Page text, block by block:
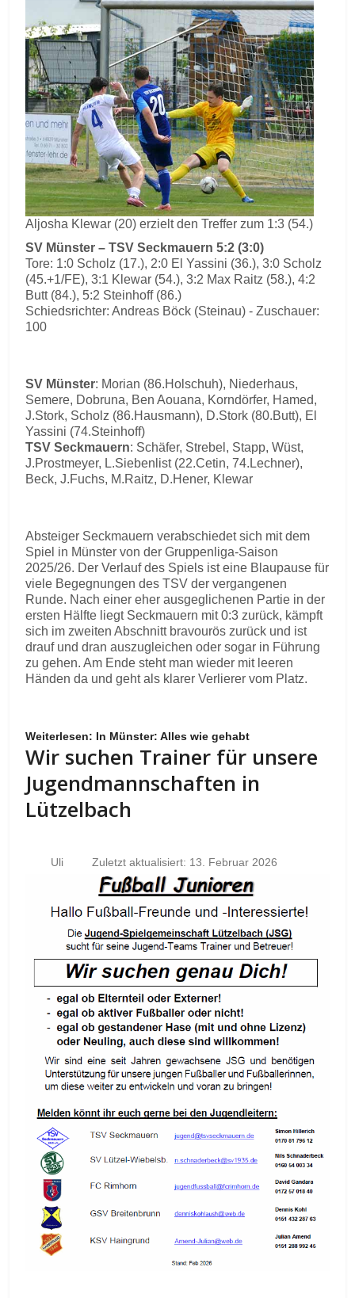
Aljosha Klewar (20) erzielt den Treffer zum 1:3 (54.)
SV Münster – TSV Seckmauern 5:2 (3:0)
Tore: 1:0 Scholz (17.), 2:0 El Yassini (36.), 3:0 Scholz
(45.+1/FE), 3:1 Klewar (54.), 3:2 Max Raitz (58.), 4:2
Butt (84.), 5:2 Steinhoff (86.)
Schiedsrichter: Andreas Böck (Steinau) - Zuschauer:
100
SV Münster: Morian (86.Holschuh), Niederhaus,
Semere, Dobruna, Ben Aouana, Korndörfer, Hamed,
J.Stork, Scholz (86.Hausmann), D.Stork (80.Butt), El
Yassini (74.Steinhoff)
TSV Seckmauern: Schäfer, Strebel, Stapp, Wüst,
J.Prostmeyer, L.Siebenlist (22.Cetin, 74.Lechner),
Beck, J.Fuchs, M.Raitz, D.Hener, Klewar
Absteiger Seckmauern verabschiedet sich mit dem
Spiel in Münster von der Gruppenliga-Saison
2025/26. Der Verlauf des Spiels ist eine Blaupause für
viele Begegnungen des TSV der vergangenen
Runde. Nach einer eher ausgeglichenen Partie in der
ersten Hälfte liegt Seckmauern mit 0:3 zurück, kämpft
sich im zweiten Abschnitt bravourös zurück und ist
drauf und dran auszugleichen oder sogar in Führung
zu gehen. Am Ende steht man wieder mit leeren
Händen da und geht als klarer Verlierer vom Platz.
Weiterlesen: In Münster: Alles wie gehabt
Wir suchen Trainer für unsere
Jugendmannschaften in
Lützelbach
Uli Zuletzt aktualisiert: 13. Februar 2026